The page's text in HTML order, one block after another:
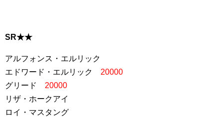
SR★★
アルフォンス・エルリック
エドワード・エルリック 20000
グリード 20000
リザ・ホークアイ
ロイ・マスタング